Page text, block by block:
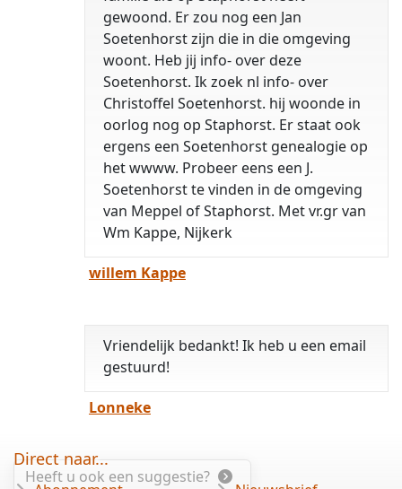
gewoond. Er zou nog een Jan
Soetenhorst zijn die in die omgeving
woont. Heb jij info- over deze
Soetenhorst. Ik zoek nl info- over
Christoffel Soetenhorst. hij woonde in
oorlog nog op Staphorst. Er staat ook
ergens een Soetenhorst genealogie op
het wwww. Probeer eens een J.
Soetenhorst te vinden in de omgeving
van Meppel of Staphorst. Met vr.gr van
Wm Kappe, Nijkerk
willem Kappe
Vriendelijk bedankt! Ik heb u een email
gestuurd!
Lonneke
Heeft u ook een suggestie?
Direct naar...